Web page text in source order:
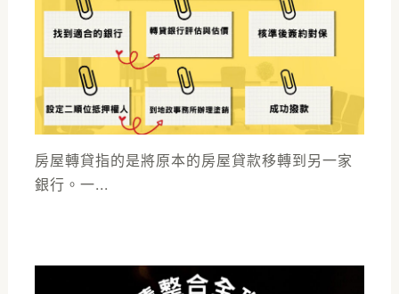
房屋轉貸指的是將原本的房屋貸款移轉到另一家
銀行。一...